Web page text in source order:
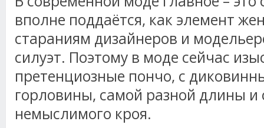
вполне поддаётся, как элемент
стараниям дизайнеров и
силуэт. Поэтому в моде сейчас
претенциозные пончо, с
горловины, самой разной длины
немыслимого кроя.